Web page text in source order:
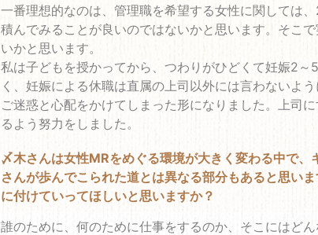
一番理想的なのは、管理職を希望する女性に関しては
積んでみることが良いのではないかと思います。そこ
いかと思います。
私は子どもを授かってから、つわりがひどくて妊娠2
く、妊娠による休職は直属の上司以外には言わないよ
ご迷惑と心配をかけてしまった形になりました。上司
るよう努力をしました。
〆木さんは女性MRをめぐる環境が大きく変わる中で
さんが歩んでこられた道とは異なる部分もあると思い
に付けていってほしいと思いますか？
誰のために、何のために仕事をするのか、そこにはど